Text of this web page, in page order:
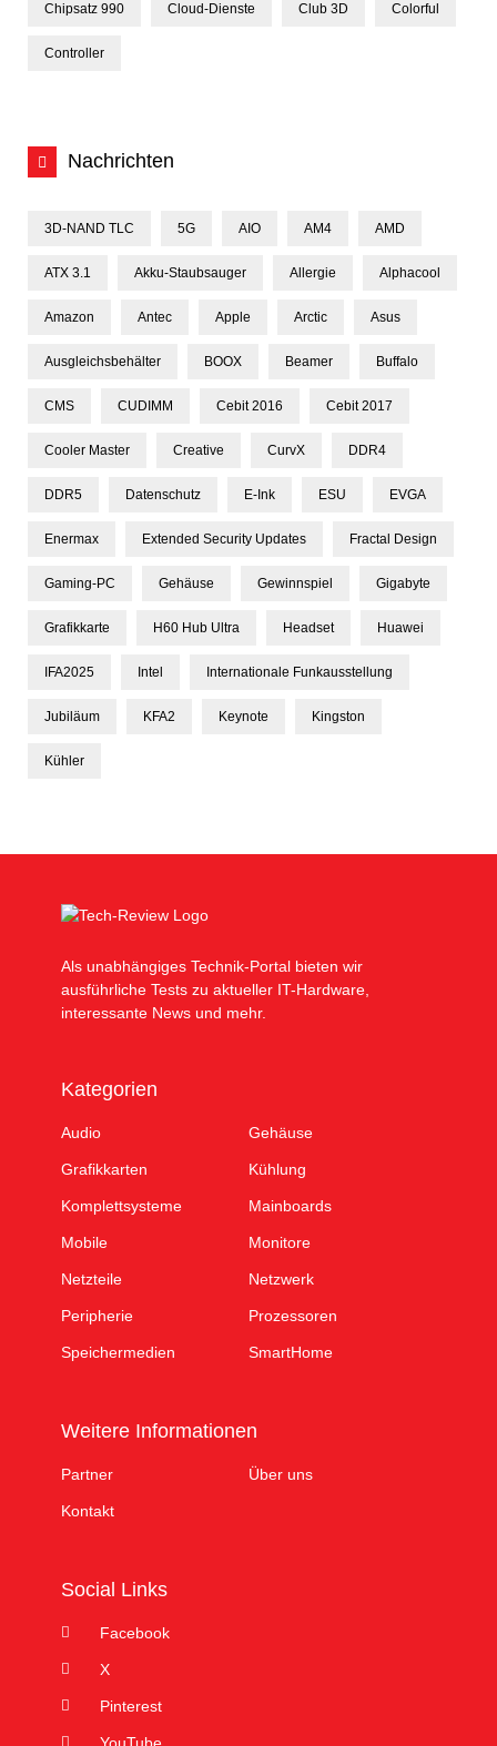
Chipsatz 990 Cloud-Dienste Club 3D Colorful
Controller
Nachrichten
3D-NAND TLC 5G AIO AM4 AMD
ATX 3.1 Akku-Staubsauger Allergie Alphacool
Amazon Antec Apple Arctic Asus
Ausgleichsbehälter BOOX Beamer Buffalo
CMS CUDIMM Cebit 2016 Cebit 2017
Cooler Master Creative CurvX DDR4
DDR5 Datenschutz E-Ink ESU EVGA
Enermax Extended Security Updates Fractal Design
Gaming-PC Gehäuse Gewinnspiel Gigabyte
Grafikkarte H60 Hub Ultra Headset Huawei
IFA2025 Intel Internationale Funkausstellung
Jubiläum KFA2 Keynote Kingston
Kühler
Als unabhängiges Technik-Portal bieten wir
ausführliche Tests zu aktueller IT-Hardware,
interessante News und mehr.
Kategorien
Audio Gehäuse
Grafikkarten Kühlung
Komplettsysteme Mainboards
Mobile Monitore
Netzteile Netzwerk
Peripherie Prozessoren
Speichermedien SmartHome
Weitere Informationen
Partner Über uns
Kontakt
Social Links
Facebook
X
Pinterest